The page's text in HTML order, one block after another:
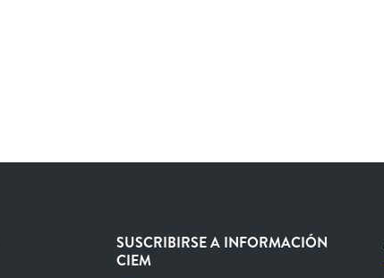
SUSCRIBIRSE A INFORMACIÓN
CIEM